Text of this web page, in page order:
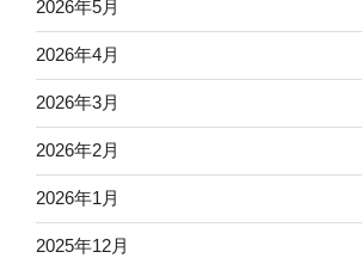
2026年5月
2026年4月
2026年3月
2026年2月
2026年1月
2025年12月